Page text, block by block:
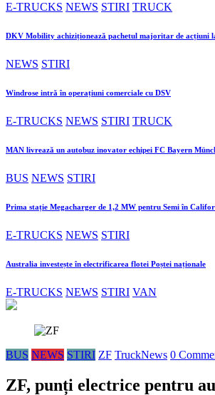
E-TRUCKS NEWS STIRI TRUCK
DKV Mobility achiziționează pachetul majoritar de acțiuni
NEWS STIRI
Windrose intră în operațiuni comerciale cu DSV
E-TRUCKS NEWS STIRI TRUCK
MAN livrează un autobuz inovator echipei FC Bayern
BUS NEWS STIRI
Prima stație Megacharger de 1,2 MW pentru Semi în
E-TRUCKS NEWS STIRI
Australia investește în electrificarea flotei Poștei naționale
E-TRUCKS NEWS STIRI VAN
BUS NEWS STIRI ZF TruckNews 0
ZF, punți electrice pentru